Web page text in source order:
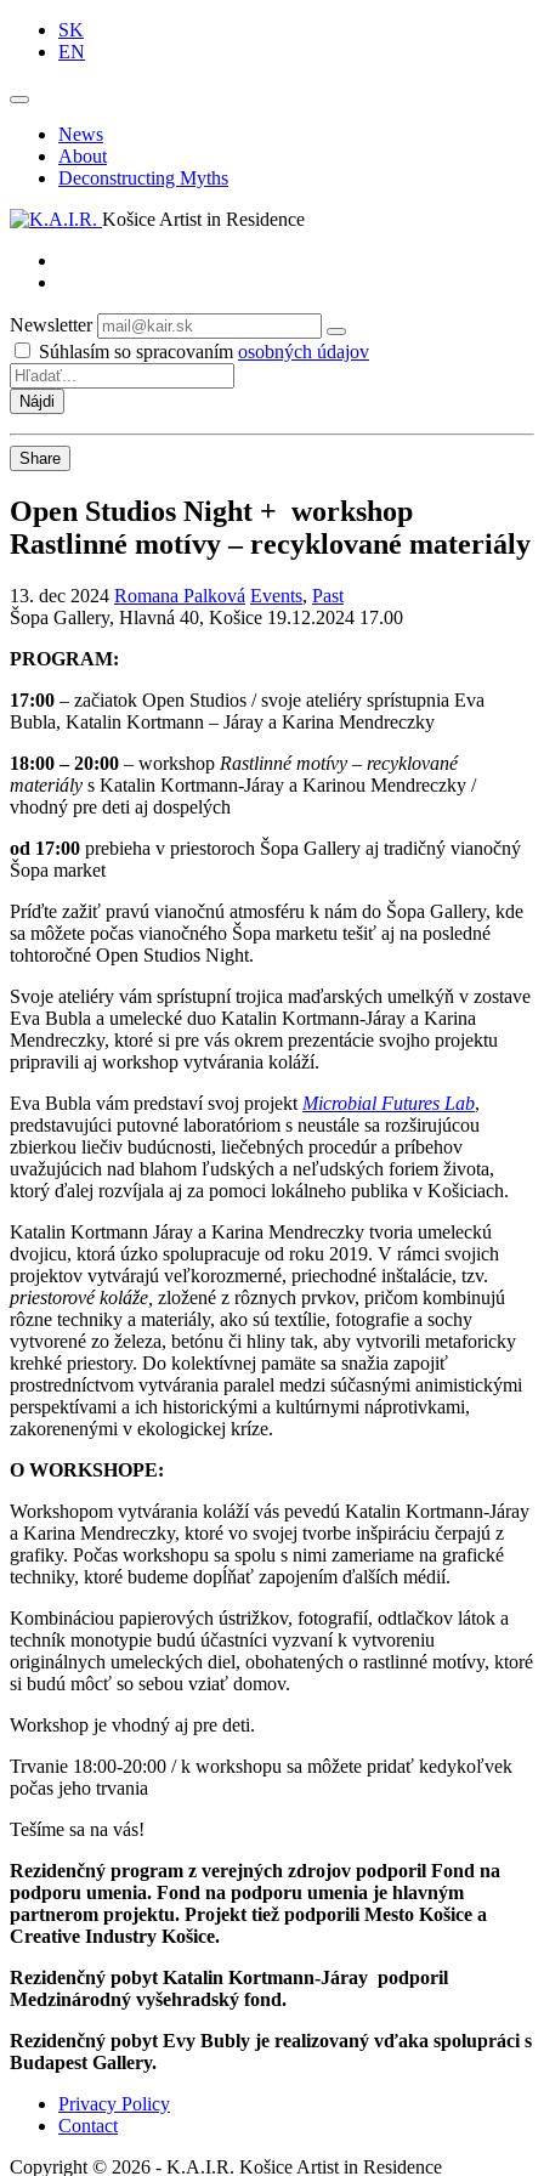
SK
EN
News
About
Deconstructing Myths
Košice Artist in Residence
Newsletter
Odoberať
Súhlasím so spracovaním osobných údajov
Share
Open Studios Night + workshop
Rastlinné motívy – recyklované materiály
13. dec 2024 Romana Palková Events, Past
Šopa Gallery, Hlavná 40, Košice 19.12.2024 17.00
PROGRAM:
17:00 – začiatok Open Studios / svoje ateliéry sprístupnia Eva
Bubla, Katalin Kortmann – Járay a Karina Mendreczky
18:00 – 20:00 – workshop Rastlinné motívy – recyklované
materiály s Katalin Kortmann-Járay a Karinou Mendreczky /
vhodný pre deti aj dospelých
od 17:00 prebieha v priestoroch Šopa Gallery aj tradičný vianočný
Šopa market
Príďte zažiť pravú vianočnú atmosféru k nám do Šopa Gallery, kde
sa môžete počas vianočného Šopa marketu tešiť aj na posledné
tohtoročné Open Studios Night.
Svoje ateliéry vám sprístupní trojica maďarských umelkýň v zostave
Eva Bubla a umelecké duo Katalin Kortmann-Járay a Karina
Mendreczky, ktoré si pre vás okrem prezentácie svojho projektu
pripravili aj workshop vytvárania koláží.
Eva Bubla vám predstaví svoj projekt Microbial Futures Lab,
predstavujúci putovné laboratóriom s neustále sa rozširujúcou
zbierkou liečiv budúcnosti, liečebných procedúr a príbehov
uvažujúcich nad blahom ľudských a neľudských foriem života,
ktorý ďalej rozvíjala aj za pomoci lokálneho publika v Košiciach.
Katalin Kortmann Járay a Karina Mendreczky tvoria umeleckú
dvojicu, ktorá úzko spolupracuje od roku 2019. V rámci svojich
projektov vytvárajú veľkorozmerné, priechodné inštalácie, tzv.
priestorové koláže, zložené z rôznych prvkov, pričom kombinujú
rôzne techniky a materiály, ako sú textílie, fotografie a sochy
vytvorené zo železa, betónu či hliny tak, aby vytvorili metaforicky
krehké priestory. Do kolektívnej pamäte sa snažia zapojiť
prostredníctvom vytvárania paralel medzi súčasnými animistickými
perspektívami a ich historickými a kultúrnymi náprotivkami,
zakorenenými v ekologickej kríze.
O WORKSHOPE:
Workshopom vytvárania koláží vás pevedú Katalin Kortmann-Járay
a Karina Mendreczky, ktoré vo svojej tvorbe inšpiráciu čerpajú z
grafiky. Počas workshopu sa spolu s nimi zameriame na grafické
techniky, ktoré budeme dopĺňať zapojením ďalších médií.
Kombináciou papierových ústrižkov, fotografií, odtlačkov látok a
techník monotypie budú účastníci vyzvaní k vytvoreniu
originálnych umeleckých diel, obohatených o rastlinné motívy, ktoré
si budú môcť so sebou vziať domov.
Workshop je vhodný aj pre deti.
Trvanie 18:00-20:00 / k workshopu sa môžete pridať kedykoľvek
počas jeho trvania
Tešíme sa na vás!
Rezidenčný program z verejných zdrojov podporil Fond na
podporu umenia. Fond na podporu umenia je hlavným
partnerom projektu. Projekt tiež podporili Mesto Košice a
Creative Industry Košice.
Rezidenčný pobyt Katalin Kortmann-Járay podporil
Medzinárodný vyšehradský fond.
Rezidenčný pobyt Evy Bubly je realizovaný vďaka spolupráci s
Budapest Gallery.
Privacy Policy
Contact
Copyright © 2026 - K.A.I.R. Košice Artist in Residence